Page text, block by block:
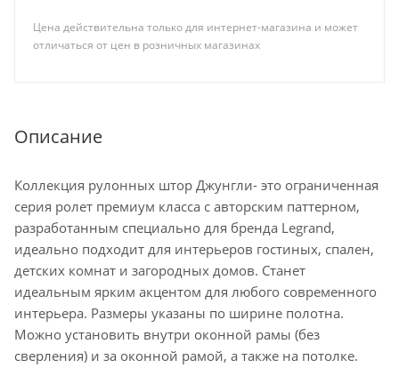
Цена действительна только для интернет-магазина и может
отличаться от цен в розничных магазинах
Описание
Коллекция рулонных штор Джунгли- это ограниченная
серия ролет премиум класса с авторским паттерном,
разработанным специально для бренда Legrand,
идеально подходит для интерьеров гостиных, спален,
детских комнат и загородных домов. Станет
идеальным ярким акцентом для любого современного
интерьера. Размеры указаны по ширине полотна.
Можно установить внутри оконной рамы (без
сверления) и за оконной рамой, а также на потолке.